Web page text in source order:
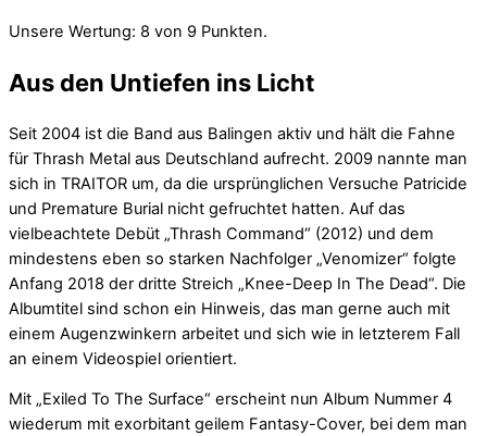
Unsere Wertung: 8 von 9 Punkten.
Aus den Untiefen ins Licht
Seit 2004 ist die Band aus Balingen aktiv und hält die Fahne
für Thrash Metal aus Deutschland aufrecht. 2009 nannte man
sich in TRAITOR um, da die ursprünglichen Versuche Patricide
und Premature Burial nicht gefruchtet hatten. Auf das
vielbeachtete Debüt „Thrash Command“ (2012) und dem
mindestens eben so starken Nachfolger „Venomizer“ folgte
Anfang 2018 der dritte Streich „Knee-Deep In The Dead“. Die
Albumtitel sind schon ein Hinweis, das man gerne auch mit
einem Augenzwinkern arbeitet und sich wie in letzterem Fall
an einem Videospiel orientiert.
Mit „Exiled To The Surface“ erscheint nun Album Nummer 4
wiederum mit exorbitant geilem Fantasy-Cover, bei dem man